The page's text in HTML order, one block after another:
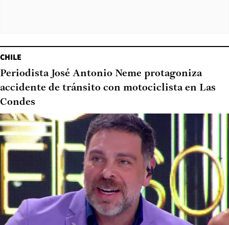
CHILE
Periodista José Antonio Neme protagoniza
accidente de tránsito con motociclista en Las
Condes